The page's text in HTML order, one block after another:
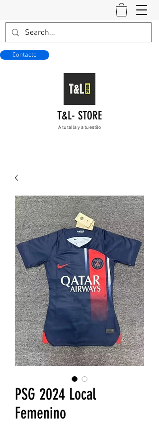
Contacto
T&L- STORE
A tu talla y a tu estilo
PSG 2024 Local
Femenino